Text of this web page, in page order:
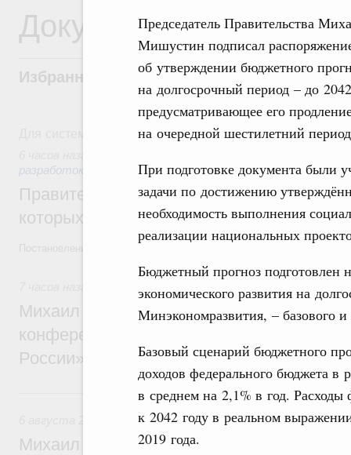
Председатель Правительства
Мишустин подписал
об утверждении бюджетного
на долгосрочный период – до
предусматривающее его
на очередной шестилетний
При подготовке документа были
задачи по достижению
необходимость выполнения
реализации национальных
Бюджетный прогноз подготовлен
экономического развития на
Минэкономразвития, – базового
Базовый сценарий бюджетного
доходов федерального бюджета в
в среднем на 2,1% в год. Расходы
к 2042 году в реальном
2019 года.
Документы
Избранные документы со справками к
Для системного поиска перейдите в раздел "Поиск по
разработок
Правительство расширило перечень
которых освобождаются от НДФЛ
Михаил Мишустин дал поручения по
конференции «Цифровая индустрия
России»
6 августа, четверг
Технологическое развитие. Инновации
Михаил Мишустин дал поручения по